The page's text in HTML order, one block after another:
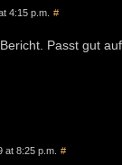
4:15 p.m. #
Passt gut
at 8:25 p.m. #